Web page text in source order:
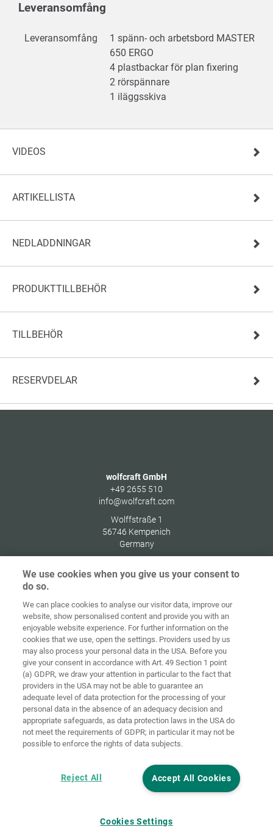
Leveransomfång
Leveransomfång
1 spänn- och arbetsbord MASTER
650 ERGO
4 plastbackar för plan fixering
2 rörspännare
1 iläggsskiva
VIDEOS
ARTIKELLISTA
NEDLADDNINGAR
PRODUKTTILLBEHÖR
TILLBEHÖR
RESERVDELAR
wolfcraft GmbH
+49 2655 510
info@wolfcraft.com
Wolffstraße 1
56746 Kempenich
Germany
Home Kontakt Impressum Dataskydd
Allmänna
försäljningsvillkor
Riktlinjer för
cookies Inloggning
Accessibility
Statement
Inställningar för cookies
We use cookies when you give us your consent to
do so.
We can place cookies to analyse our visitor data, improve our
website, show personalised content and provide you with an
enjoyable website experience. For further information on the
cookies that we use, open the settings. Providers used by us
may also process your personal data in the USA. Before you
give your consent in accordance with Art. 49 Section 1 point
(a) GDPR, we draw your attention in particular to the fact that
providers in the USA may not be able to guarantee an
adequate level of data protection for the processing of your
personal data in the absence of an adequacy decision and
appropriate safeguards, as data protection laws in the USA do
not meet the requirements of GDPR; in particular it may not be
possible to enforce the rights of data subjects.
Accept All Cookies
Reject All
Cookies Settings